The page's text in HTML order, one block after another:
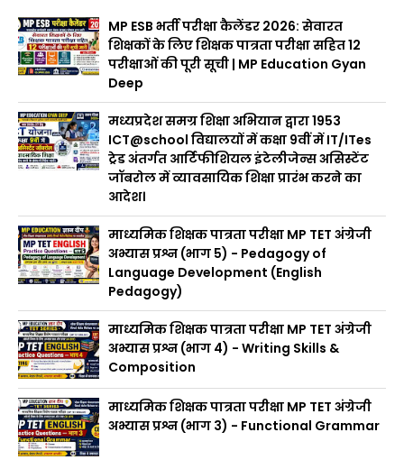
MP ESB भर्ती परीक्षा कैलेंडर 2026: सेवारत
शिक्षकों के लिए शिक्षक पात्रता परीक्षा सहित 12
परीक्षाओं की पूरी सूची | MP Education Gyan
Deep
मध्यप्रदेश समग्र शिक्षा अभियान द्वारा 1953
ICT@school विद्यालयों में कक्षा 9वीं में IT/ITes
ट्रेड अंतर्गत आर्टिफीशियल इंटेलीजेन्स असिस्टेंट
जॉबरोल में व्यावसायिक शिक्षा प्रारंभ करने का
आदेश।
माध्यमिक शिक्षक पात्रता परीक्षा MP TET अंग्रेजी
अभ्यास प्रश्न (भाग 5) - Pedagogy of
Language Development (English
Pedagogy)
माध्यमिक शिक्षक पात्रता परीक्षा MP TET अंग्रेजी
अभ्यास प्रश्न (भाग 4) - Writing Skills &
Composition
माध्यमिक शिक्षक पात्रता परीक्षा MP TET अंग्रेजी
अभ्यास प्रश्न (भाग 3) - Functional Grammar